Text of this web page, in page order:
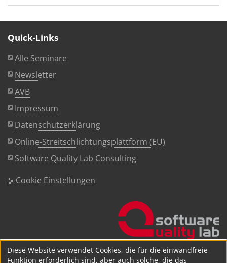
Quick-Links
Alle Seminare
Newsletter
AVB
Impressum
Datenschutzerklärung
Online-Streitschlichtungsplattform (EU)
Software Quality Lab Consulting
Cookie Einstellungen
Diese Website verwendet Cookies, die für die einwandfreie
Funktion erforderlich sind, aber auch solche, die das